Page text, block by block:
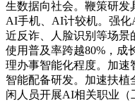
生数据向社会。鞭策研发
AI手机、AI计较机。强
近反诈、人脸识别等场景
使用普及率跨越80%，成
理办事智能化程度。加速
智能配备研发。加速扶
闲人员开展AI相关职业